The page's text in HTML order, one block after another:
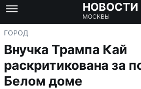
НОВОСТИ
МОСКВЫ
ГОРОД
Внучка Трампа Кай
раскритикована за
Белом доме